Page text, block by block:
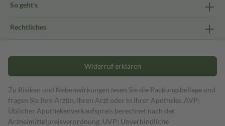
So geht's
Rechtliches
Widerruf erklären
Zu Risiken und Nebenwirkungen lesen Sie die Packungsbeilage und
fragen Sie Ihre Ärztin, Ihren Arzt oder in Ihrer Apotheke. AVP:
Üblicher Apothekenverkaufspreis berechnet nach der
Arzneimittelpreisverordnung. UVP: Unverbindliche